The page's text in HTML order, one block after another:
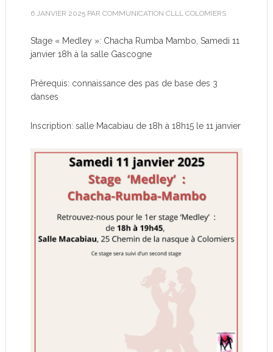
6 JANVIER 2025PAR COMMUNICATION CLLL COLOMIERS
Stage « Medley »: Chacha Rumba Mambo, Samedi 11
janvier 18h à la salle Gascogne
Prérequis: connaissance des pas de base des 3
danses
Inscription: salle Macabiau de 18h à 18h15 le 11 janvier